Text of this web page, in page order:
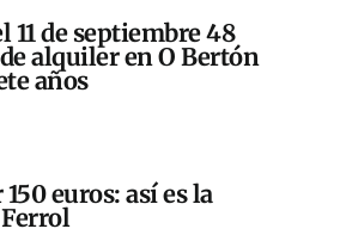
11 de septiembre 48
alquiler en O Bertón
años
euros: así es la